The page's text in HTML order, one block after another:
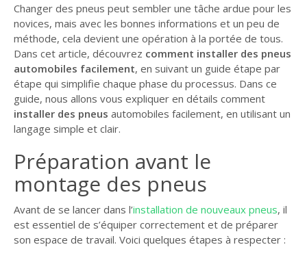
Changer des pneus peut sembler une tâche ardue pour les
novices, mais avec les bonnes informations et un peu de
méthode, cela devient une opération à la portée de tous.
Dans cet article, découvrez comment installer des pneus
automobiles facilement, en suivant un guide étape par
étape qui simplifie chaque phase du processus. Dans ce
guide, nous allons vous expliquer en détails comment
installer des pneus automobiles facilement, en utilisant un
langage simple et clair.
Préparation avant le
montage des pneus
Avant de se lancer dans l’installation de nouveaux pneus, il
est essentiel de s’équiper correctement et de préparer
son espace de travail. Voici quelques étapes à respecter :